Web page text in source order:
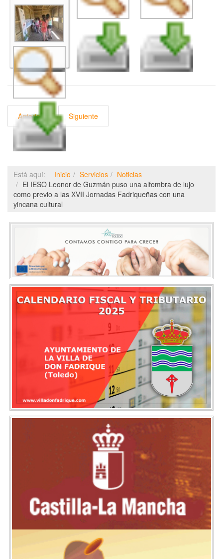
Anterior Siguiente
Está aquí: Inicio Servicios
Noticias
El IESO Leonor de Guzmán puso una alfombra de lujo
como previo a las XVII Jornadas Fadriqueñas con una
yincana cultural